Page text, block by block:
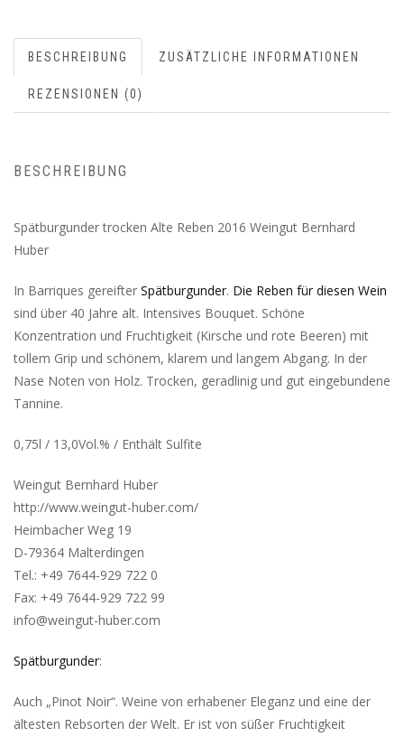
BESCHREIBUNG ZUSÄTZLICHE INFORMATIONEN
REZENSIONEN (0)
BESCHREIBUNG
Spätburgunder trocken Alte Reben 2016 Weingut Bernhard
Huber
In Barriques gereifter Spätburgunder. Die Reben für diesen Wein
sind über 40 Jahre alt. Intensives Bouquet. Schöne
Konzentration und Fruchtigkeit (Kirsche und rote Beeren) mit
tollem Grip und schönem, klarem und langem Abgang. In der
Nase Noten von Holz. Trocken, geradlinig und gut eingebundene
Tannine.
0,75l / 13,0Vol.% / Enthält Sulfite
Weingut Bernhard Huber
http://www.weingut-huber.com/
Heimbacher Weg 19
D-79364 Malterdingen
Tel.: +49 7644-929 722 0
Fax: +49 7644-929 722 99
info@weingut-huber.com
Spätburgunder:
Auch „Pinot Noir“. Weine von erhabener Eleganz und eine der
ältesten Rebsorten der Welt. Er ist von süßer Fruchtigkeit